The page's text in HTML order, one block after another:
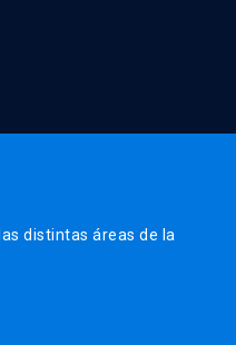
distintas áreas de la